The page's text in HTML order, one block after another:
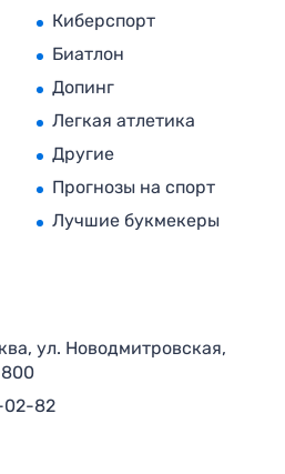
Киберспорт
Биатлон
Допинг
Легкая атлетика
Другие
Прогнозы на спорт
Лучшие букмекеры
ул. Новодмитровская,
02-82